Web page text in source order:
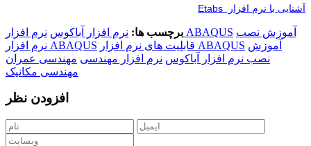
آشنایی با نرم افزار Etabs
برچسب ها: نرم افزار آباکوس نرم افزار ABAQUS آموزش نصب
نرم افزار ABAQUS
قابلیت های نرم افزار ABAQUS آموزش
نصب نرم افزار آباکوس نرم افزار مهندسی مهندسی عمران
مهندسی مکانیک
افزودن نظر